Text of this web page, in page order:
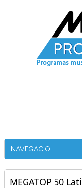
MEGATOP 50